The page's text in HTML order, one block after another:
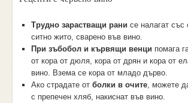
Трудно зарастващи рани се налагат със
ситно жито, сварено във вино.
При зъбобол и кървящи венци помага
от кора от дюля, кора от дрян и кора от
вино. Взема се кора от младо дърво.
Ако страдате от болки в очите, можете
с препечен хляб, накиснат във вино.